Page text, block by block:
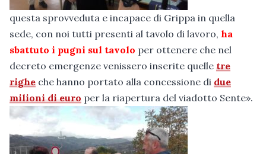
questa sprovveduta e incapace di Grippa in quella
sede, con noi tutti presenti al tavolo di lavoro, ha
sbattuto i pugni sul tavolo per ottenere che nel
decreto emergenze venissero inserite quelle tre
righe che hanno portato alla concessione di due
milioni di euro per la riapertura del viadotto Sente».